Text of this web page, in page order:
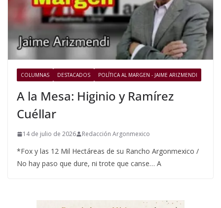
COLUMNAS DESTACADOS POLÍTICA AL MARGEN - JAIME ARIZMENDI
A la Mesa: Higinio y Ramírez
Cuéllar
14 de julio de 2026 Redacción Argonmexico
*Fox y las 12 Mil Hectáreas de su Rancho Argonmexico /
No hay paso que dure, ni trote que canse… A